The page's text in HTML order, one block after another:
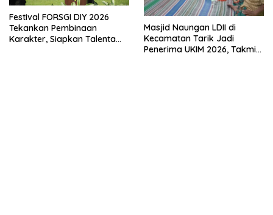
Festival FORSGI DIY 2026
Tekankan Pembinaan
Karakter, Siapkan Talenta
Masjid Naungan LDII di
Kecamatan Tarik Jadi
Penerima UKIM 2026, Takmir